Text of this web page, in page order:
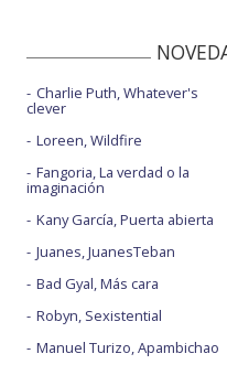
Charlie Puth, Whatever's
clever
Loreen, Wildfire
Fangoria, La verdad o la
imaginación
Kany García, Puerta abierta
Juanes, JuanesTeban
Bad Gyal, Más cara
Robyn, Sexistential
Manuel Turizo, Apambichao